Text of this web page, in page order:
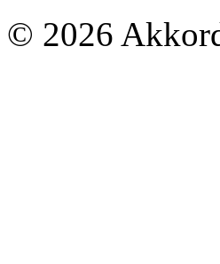
© 2026